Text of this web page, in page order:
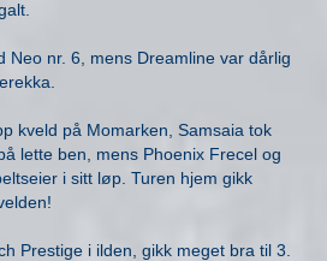
Neo nr. 6, mens Dreamline var dårlig
kveld på Momarken, Samsaia tok
lette ben, mens Phoenix Frecel og
i sitt løp. Turen hjem gikk
Prestige i ilden, gikk meget bra til 3.